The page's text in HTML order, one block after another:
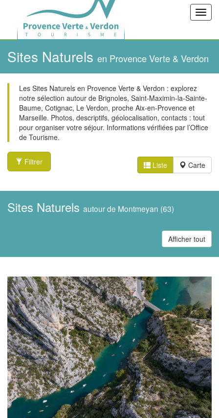
Sites Naturels en Provence Verte & Verdon
Les Sites Naturels en Provence Verte & Verdon : explorez
notre sélection autour de Brignoles, Saint-Maximin-la-Sainte-
Baume, Cotignac, Le Verdon, proche Aix-en-Provence et
Marseille. Photos, descriptifs, géolocalisation, contacts : tout
pour organiser votre séjour. Informations vérifiées par l’Office
de Tourisme.
Filtrer Liste Carte
Sites Naturels autour de Montmeyan (63)
Afficher tout